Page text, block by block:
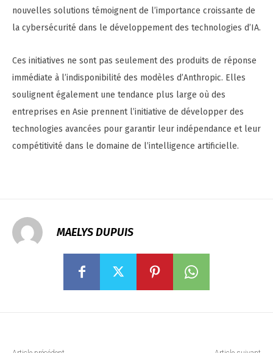
nouvelles solutions témoignent de l’importance croissante de
la cybersécurité dans le développement des technologies d’IA.
Ces initiatives ne sont pas seulement des produits de réponse
immédiate à l’indisponibilité des modèles d’Anthropic. Elles
soulignent également une tendance plus large où des
entreprises en Asie prennent l’initiative de développer des
technologies avancées pour garantir leur indépendance et leur
compétitivité dans le domaine de l’intelligence artificielle.
MAELYS DUPUIS